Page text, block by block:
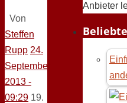
Von
Steffen
Rupp 24.
September
2013 -
09:29 19.
Anbieter